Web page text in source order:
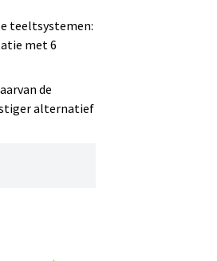
teeltsystemen:
met 6
de
alternatief